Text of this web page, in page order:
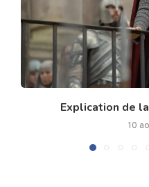
Explication de
10